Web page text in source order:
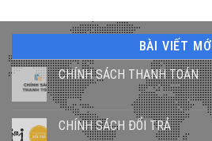
BÀI VIẾT MỚI
CHÍNH SÁCH THANH TOÁN
CHÍNH SÁCH ĐỔI TRẢ